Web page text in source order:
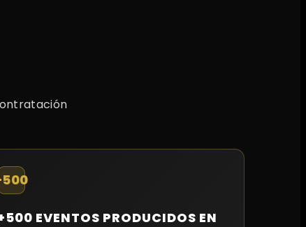
EVENTOS PRODUCIDOS EN